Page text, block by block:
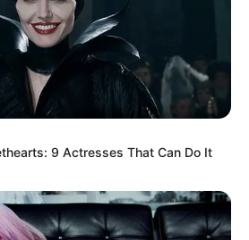
Ισραήλ θέλει αίμα
δυτικής
θέλει αίμα στους δρόμους κάθε
9 Actresses That Can Do It